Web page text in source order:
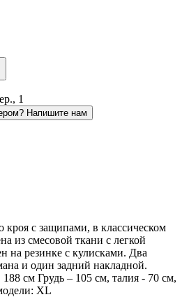
1
Напишите нам
с защипами, в классическом
из смесовой ткани с легкой
на резинке с кулисками. Два
и один задний накладной.
см Грудь – 105 см, талия - 70 см,
ХL